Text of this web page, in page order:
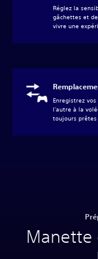
Réglez la
gâchettes et
vivre une
Enregistrez
l'autre à la
toujours
Manette